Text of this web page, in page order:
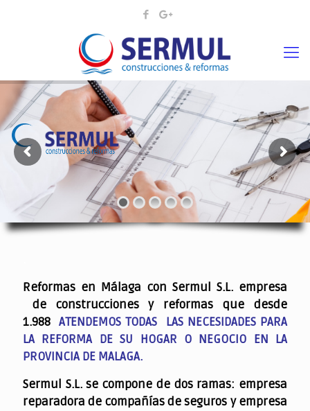
¡¡DAMOS VIDA A SUS
Reformas en Málaga con Sermul S.L. empresa
de construcciones y reformas que desde
1.988ATENDEMOS TODAS LAS NECESIDADES PARA
LA REFORMA DE SU HOGAR O NEGOCIO EN LA
PROVINCIA DE MALAGA.
Sermul S.L. se compone de dos ramas: empresa
reparadora de compañías de seguros y empresa